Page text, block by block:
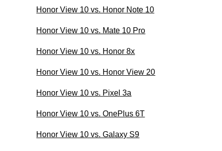
Honor View 10 vs. Honor Note 10
Honor View 10 vs. Mate 10 Pro
Honor View 10 vs. Honor 8x
Honor View 10 vs. Honor View 20
Honor View 10 vs. Pixel 3a
Honor View 10 vs. OnePlus 6T
Honor View 10 vs. Galaxy S9